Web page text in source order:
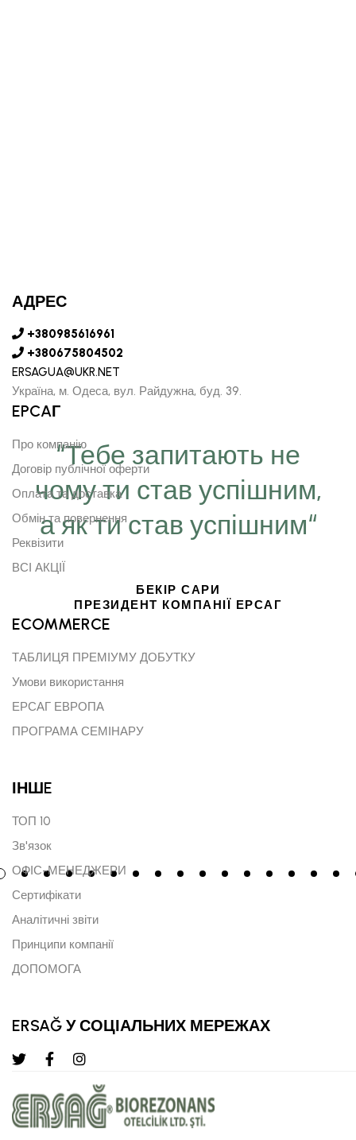
“Тебе запитають не
чому ти став успішним,
а як ти став успішним“
БЕКІР САРИ
ПРЕЗИДЕНТ КОМПАНІЇ ЕРСАГ
АДРЕС
+380985616961
+380675804502
ERSAGUA@UKR.NET
Україна, м. Одеса, вул. Райдужна, буд. 39.
EPCAГ
Про компанію
Договір публічної оферти
Оплата та доставка
Обмін та повернення
Реквізити
ВСІ АКЦІЇ
ECOMMERCE
ТАБЛИЦЯ ПРЕМІУМУ ДОБУТКУ
Умови використання
ЕРСАГ ЕВРОПА
ПРОГРАМА СЕМІНАРУ
ІНШE
ТОП 10
Зв'язок
ОФІС-МЕНЕДЖЕРИ
Сертифікати
Аналітичні звіти
Принципи компанії
ДОПОМОГА
ERSAĞ У СОЦІАЛЬНИХ МЕРЕЖАХ